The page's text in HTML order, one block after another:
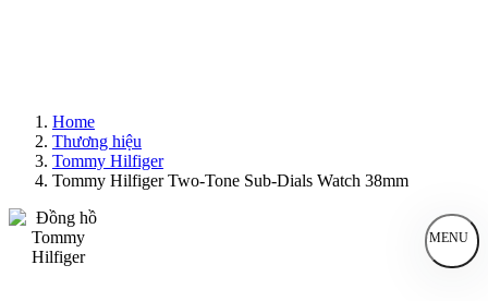
Home
Thương hiệu
Tommy Hilfiger
Tommy Hilfiger Two-Tone Sub-Dials Watch 38mm
MENU